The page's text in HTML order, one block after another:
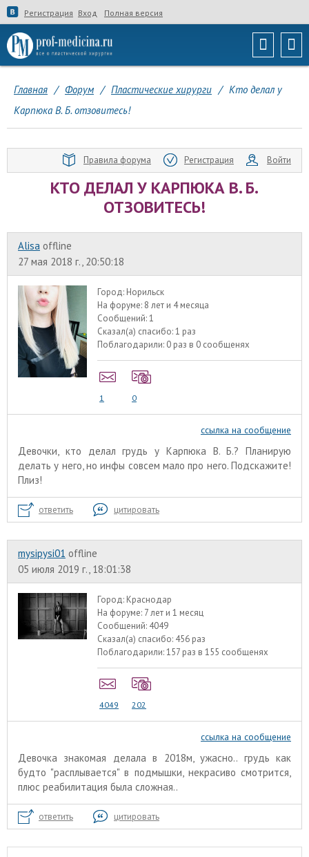
Регистрация Вход Полная версия
Главная / Форум / Пластические хирурги / Кто делал у
Карпюка В. Б. отзовитесь!
Правила форума Регистрация Войти
КТО ДЕЛАЛ У КАРПЮКА В. Б.
ОТЗОВИТЕСЬ!
Alisa offline
27 мая 2018 г., 20:50:18
Город: Норильск
На форуме: 8 лет и 4 месяца
Сообщений:1
Сказал(а) спасибо:1 раз
Поблагодарили: 0 раз в 0 сообщенях
1 0
ссылка на сообщение
Девочки, кто делал грудь у Карпюка В. Б.? Планирую
делать у него, но инфы совсем мало про него. Подскажите!
Плиз!
ответить цитировать
mysipysi01 offline
05 июля 2019 г., 18:01:38
Город: Краснодар
На форуме: 7 лет и 1 месяц
Сообщений: 4049
Сказал(а) спасибо: 456 раз
Поблагодарили:157 раз в 155 сообщенях
4049 202
ссылка на сообщение
Девочка знакомая делала в 2018м, ужасно.. грудь как
будто "расплывается" в подмышки, некрасиво смотрится,
плюс реабилитация была сложная..
ответить цитировать